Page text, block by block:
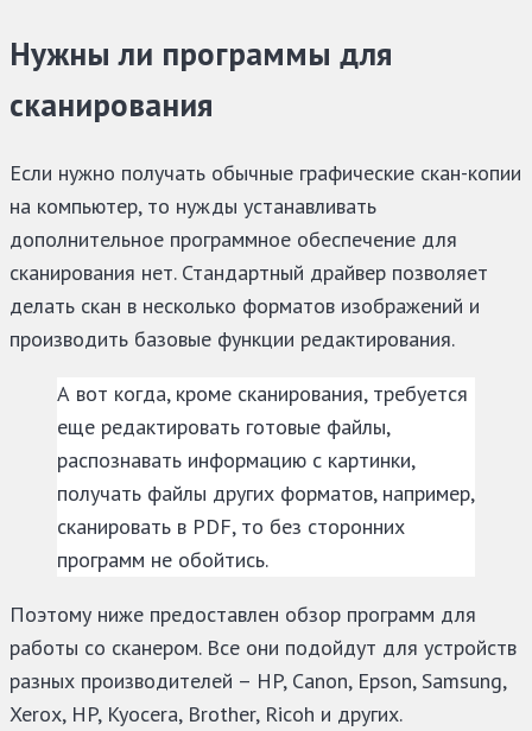
Нужны ли программы для
сканирования
Если нужно получать обычные графические скан-копии
на компьютер, то нужды устанавливать
дополнительное программное обеспечение для
сканирования нет. Стандартный драйвер позволяет
делать скан в несколько форматов изображений и
производить базовые функции редактирования.
А вот когда, кроме сканирования, требуется
еще редактировать готовые файлы,
распознавать информацию с картинки,
получать файлы других форматов, например,
сканировать в PDF, то без сторонних
программ не обойтись.
Поэтому ниже предоставлен обзор программ для
работы со сканером. Все они подойдут для устройств
разных производителей – HP, Canon, Epson, Samsung,
Xerox, HP, Kyocera, Brother, Ricoh и других.